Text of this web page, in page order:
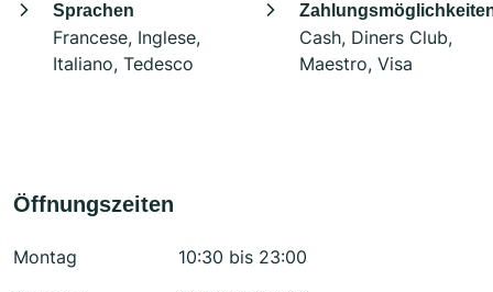
Sprachen
Francese, Inglese,
Italiano, Tedesco
Cash, Diners Club,
Maestro, Visa
Öffnungszeiten
Montag
10:30 bis 23:00